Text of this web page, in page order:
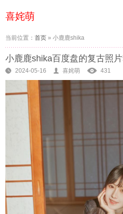
喜姹萌
当前位置：首页 »小鹿鹿shika
小鹿鹿shika百度盘的复古照
2024-05-16 喜姹萌 431